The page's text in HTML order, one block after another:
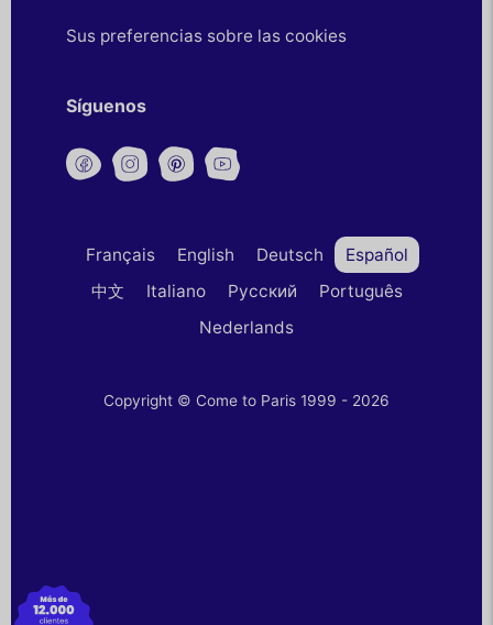
Sus preferencias sobre las cookies
Síguenos
Français English Deutsch
Español
中文
Italiano Русский
Português
Nederlands
Copyright © Come to Paris 1999 - 2026